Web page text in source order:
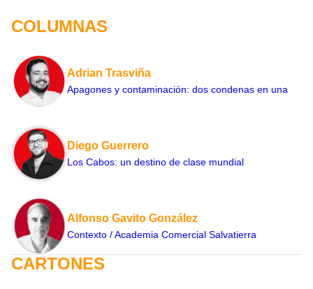
COLUMNAS
Adrian Trasviña
Apagones y contaminación: dos condenas en una
Diego Guerrero
Los Cabos: un destino de clase mundial
Alfonso Gavito González
Contexto / Academia Comercial Salvatierra
CARTONES